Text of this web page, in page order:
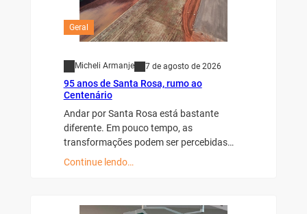
Geral
Micheli Armanje 7 de agosto de 2026
95 anos de Santa Rosa, rumo ao
Centenário
Andar por Santa Rosa está bastante
diferente. Em pouco tempo, as
transformações podem ser percebidas…
Continue lendo…